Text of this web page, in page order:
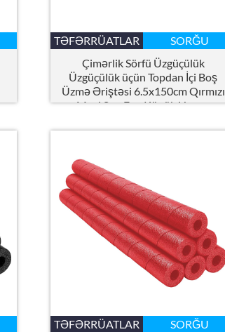
TƏFƏRRÜATLAR
SORĞU
Çimərlik Sörfü Üzgüçülük
Üzgüçülük üçün Topdan İçi Boş
Üzmə Əriştəsi 6.5x150cm Qırmızı
Mavi Sarı Epe Köpük Hovuz
TƏFƏRRÜATLAR
SORĞU